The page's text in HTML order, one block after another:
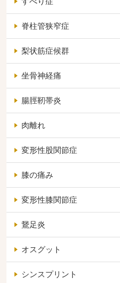
脊柱管狭窄症
梨状筋症候群
坐骨神経痛
腸脛靭帯炎
肉離れ
変形性股関節症
膝の痛み
変形性膝関節症
鵞足炎
オスグット
シンスプリント